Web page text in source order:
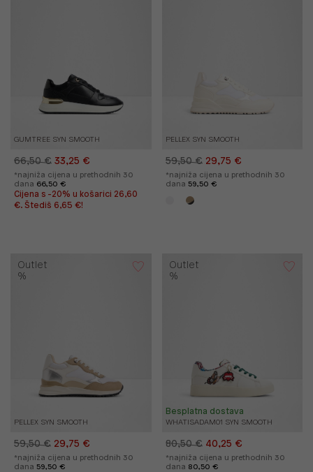
GUMTREE SYN SMOOTH
66,50 € 33,25 €
*najniža cijena u prethodnih 30
dana 66,50 €
Cijena s -20% u košarici 26,60
€. Štediš 6,65 €!
PELLEX SYN SMOOTH
59,50 € 29,75 €
*najniža cijena u prethodnih 30
dana 59,50 €
PELLEX SYN SMOOTH
Outlet
%
59,50 € 29,75 €
*najniža cijena u prethodnih 30
dana 59,50 €
WHATISADAM01 SYN SMOOTH
Besplatna dostava
Outlet
%
80,50 € 40,25 €
*najniža cijena u prethodnih 30
dana 80,50 €